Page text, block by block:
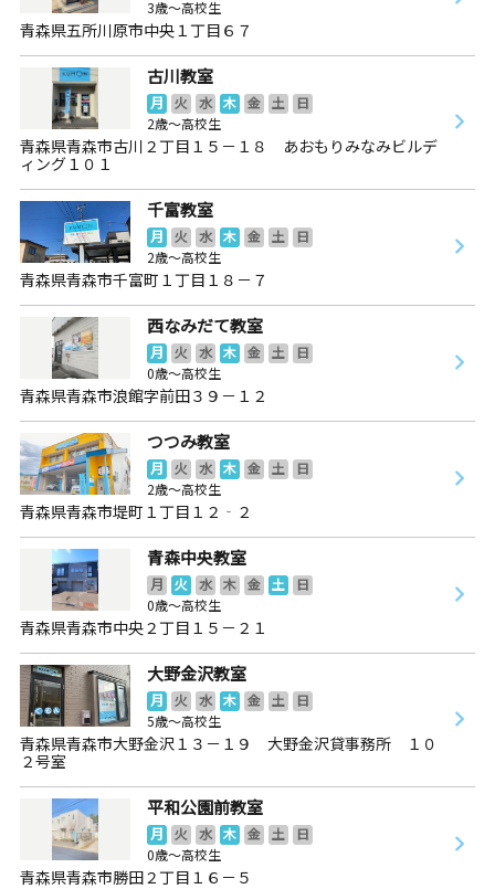
3歳～高校生
青森県五所川原市中央１丁目６７
古川教室
月 火 水 木 金 土
日
2歳～高校生
青森県青森市古川２丁目１５－１８ あおもりみなみビルデ
ィング１０１
千富教室
月 火 水 木 金 土
日
2歳～高校生
青森県青森市千富町１丁目１８－７
西なみだて教室
月 火 水 木 金 土
日
0歳～高校生
青森県青森市浪館字前田３９－１２
つつみ教室
月 火 水 木 金 土
日
2歳～高校生
青森県青森市堤町１丁目１２‐２
青森中央教室
月 火 水 木 金 土
日
0歳～高校生
青森県青森市中央２丁目１５－２１
大野金沢教室
月 火 水 木 金 土
日
5歳～高校生
青森県青森市大野金沢１３－１９ 大野金沢貸事務所 １０
２号室
平和公園前教室
月 火 水 木 金 土
日
0歳～高校生
青森県青森市勝田２丁目１６－５